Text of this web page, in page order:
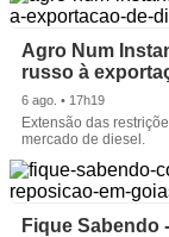
Agro Num
russo à
6 ago. • 17h19
Extensão das
mercado de diesel.
Fique Sabendo